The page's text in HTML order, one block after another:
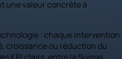
une valeur concrète à
: chaque intervention
croissance ou réduction du